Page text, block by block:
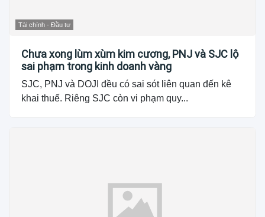
Tài chính - Đầu tư
Chưa xong lùm xùm kim cương, PNJ và SJC lộ
sai phạm trong kinh doanh vàng
SJC, PNJ và DOJI đều có sai sót liên quan đến kê
khai thuế. Riêng SJC còn vi phạm quy...